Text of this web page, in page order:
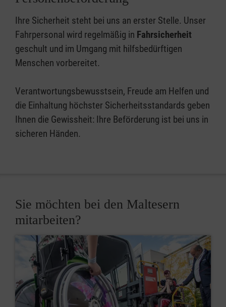
Ihre Sicherheit steht bei uns an erster Stelle. Unser
Fahrpersonal wird regelmäßig in Fahrsicherheit
geschult und im Umgang mit hilfsbedürftigen
Menschen vorbereitet.
Verantwortungsbewusstsein, Freude am Helfen und
die Einhaltung höchster Sicherheitsstandards geben
Ihnen die Gewissheit: Ihre Beförderung ist bei uns in
sicheren Händen.
Sie möchten bei den Maltesern
mitarbeiten?